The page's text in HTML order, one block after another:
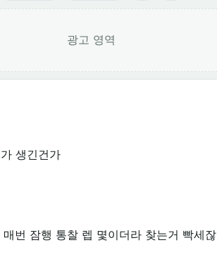
광고 영역
생긴건가
매번 잠행 통찰 렙 몇이더라 찾는거 빡세